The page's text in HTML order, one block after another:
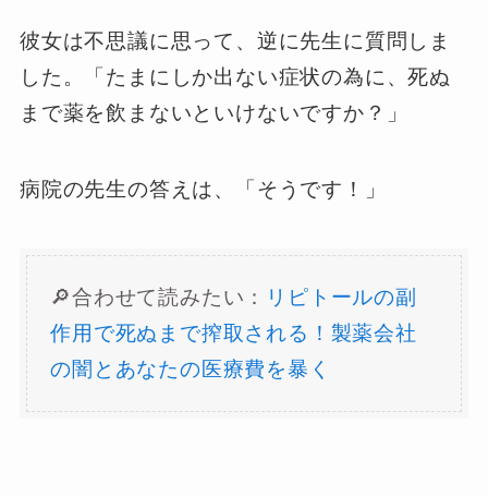
彼女は不思議に思って、逆に先生に質問しま
した。「たまにしか出ない症状の為に、死ぬ
まで薬を飲まないといけないですか？」
病院の先生の答えは、「そうです！」
🔎合わせて読みたい：
リピトールの副
作用で死ぬまで搾取される！製薬会社
の闇とあなたの医療費を暴く